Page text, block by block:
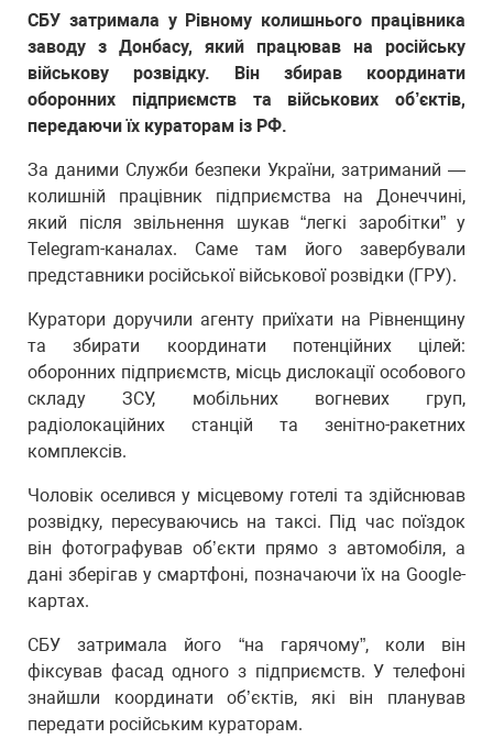
СБУ затримала у Рівному колишнього працівника
заводу з Донбасу, який працював на російську
військову розвідку. Він збирав координати
оборонних підприємств та військових об’єктів,
передаючи їх кураторам із РФ.
За даними Служби безпеки України, затриманий —
колишній працівник підприємства на Донеччині,
який після звільнення шукав “легкі заробітки” у
Telegram-каналах. Саме там його завербували
представники російської військової розвідки (ГРУ).
Куратори доручили агенту приїхати на Рівненщину
та збирати координати потенційних цілей:
оборонних підприємств, місць дислокації особового
складу ЗСУ, мобільних вогневих груп,
радіолокаційних станцій та зенітно-ракетних
комплексів.
Чоловік оселився у місцевому готелі та здійснював
розвідку, пересуваючись на таксі. Під час поїздок
він фотографував об’єкти прямо з автомобіля, а
дані зберігав у смартфоні, позначаючи їх на Google-
картах.
СБУ затримала його “на гарячому”, коли він
фіксував фасад одного з підприємств. У телефоні
знайшли координати об’єктів, які він планував
передати російським кураторам.